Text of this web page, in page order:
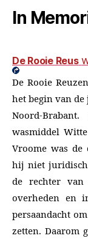
In
De Rooie Reus
De Rooie
het begin van
Noord-
wasmiddel
Vroome was de
hij niet juridisch
de rechter van
overheden en
persaandacht
zetten. Daarom